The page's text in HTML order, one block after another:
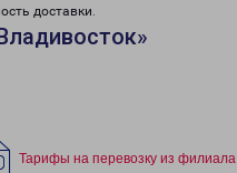
доставки.
Тарифы на перевозку из филиала